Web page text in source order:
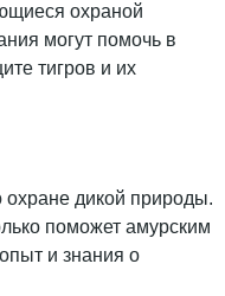
охраной
могут помочь в
тигров и их
охране дикой природы.
поможет амурским
и знания о